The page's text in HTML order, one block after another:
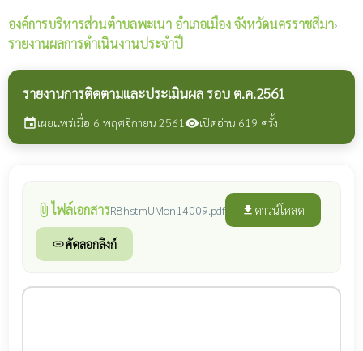
องค์การบริหารส่วนตำบลพะเนา อำเภอเมือง จังหวัดนครราชสีมา›
รายงานผลการดำเนินงานประจำปี
รายงานการติดตามและประเมินผล รอบ ต.ค.2561
eventเผยแพร่เมื่อ 6 พฤศจิกายน 2561 visibilityเปิดอ่าน 619 ครั้ง
attach_file ไฟล์เอกสารR8hstmUMon14009.pdf file_download ดาวน์โหลด
linkคัดลอกลิงก์